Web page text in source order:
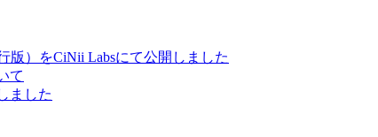
版）をCiNii Labsにて公開しました
て
ました